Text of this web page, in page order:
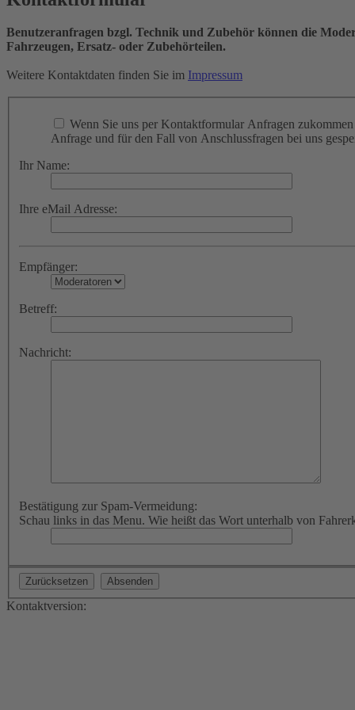
Benutzeranfragen bzgl. Technik und Zubehör können die
Fahrzeugen, Ersatz- oder Zubehörteilen.
Weitere Kontaktdaten finden Sie im Impressum
Wenn Sie uns per Kontaktformular Anfragen
Anfrage und für den Fall von Anschlussfragen bei uns
Ihr Name:
Ihre eMail Adresse:
Empfänger:
Betreff:
Nachricht:
Bestätigung zur Spam-Vermeidung:
Schau links in das Menu. Wie heißt das Wort unterhalb von
Kontaktversion: